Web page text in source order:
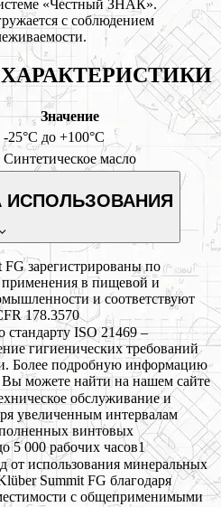
«Честный ЗНАК».
с соблюдением
Значение
-25°C до +100°C
Синтетическое масло
ИСПОЛЬЗОВАНИЯ
зарегистрированы по
применения в пищевой и
и соответствуют
178.3570
ISO 21469 –
гигиенических требований
Более подробную информацию
Вы можете найти на нашем сайте
обслуживание и
увеличенным интервалам
винтовых
5 000 рабочих часов1
от использования минеральных
Summit FG благодаря
с общеприменимыми